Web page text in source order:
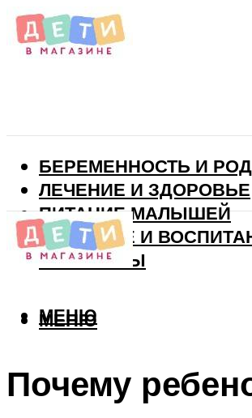
БЕРЕМЕННОСТЬ И
ЛЕЧЕНИЕ И ЗДОРОВЬЕ
ПИТАНИЕ МАЛЫШЕЙ
РАЗВИТИЕ И
ВИТАМИНЫ
МЕНЮ
МЕНЮ
Почему